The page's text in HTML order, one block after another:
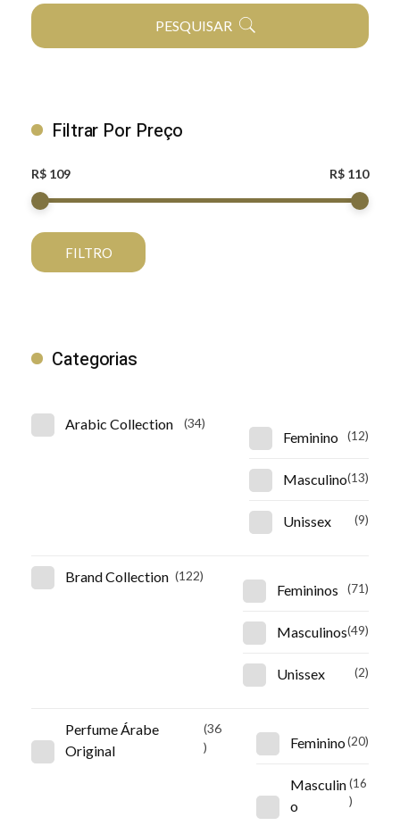
PESQUISAR
Filtrar Por Preço
R$ 109 R$ 110
FILTRO
Categorias
Arabic Collection (34)
Feminino (12)
Masculino(13)
Unissex (9)
Brand Collection (122)
Femininos (71)
Masculinos(49)
Unissex (2)
Perfume Árabe
Original
(36
)
Feminino(20)
Masculin
o
(16
)